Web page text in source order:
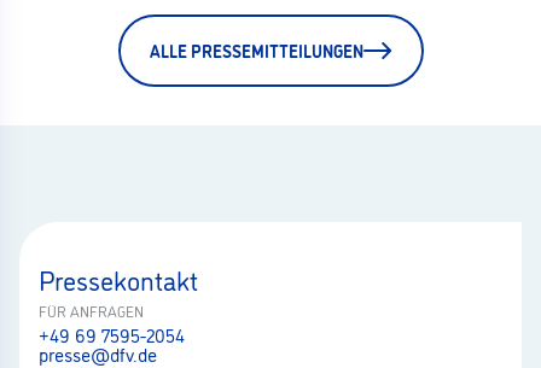
ALLE PRESSEMITTEILUNGEN
Pressekontakt
FÜR ANFRAGEN
+49 69 7595-2054
presse@dfv.de